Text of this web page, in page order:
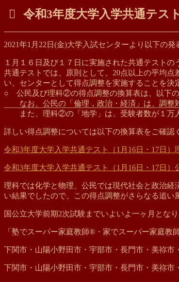
令和3年度大学入学共通テ
2021年1月22日(金)大学入試センターより以下の発
１月１６日及び１７日に実施された共通テストの
共通テストでは、原則として、20点以上の平均点
い、 センターとして得点調整を実施することを決
○ 公民及び理科②の得点調整の換算表は、以下の
なお、公民の「倫理，政治・経済」は、 調整
また、理科②の「地学」は、受験者数が１万人
詳しい得点調整については以下の換算表をご確認
令和3年度大学入学共通テスト（1月16日・17日
令和3年度大学入学共通テスト（1月16日・17日）
理科では化学と物理、公民では現代社会と政治
い結果でしたので、この得点調整がさらなる追い
国公立大学前期2次試験までいよいよ一ヶ月とな
「塾でスーパー家庭教師®・家でスーパー家庭教
下関市・山陽小野田市・宇部市・長門市・美祢
下関市・山陽小野田市・宇部市・長門市・美祢